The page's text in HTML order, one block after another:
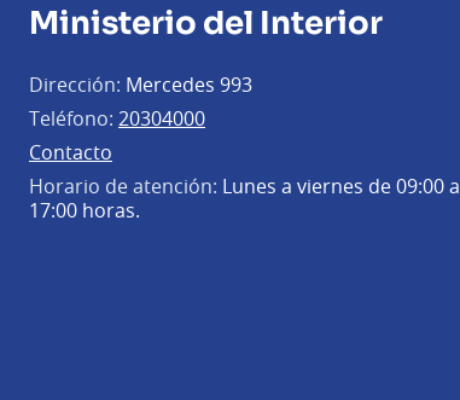
Ministerio del Interior
Dirección: Mercedes 993
Teléfono: 20304000
Contacto
Horario de atención: Lunes a viernes de 09:00 a
17:00 horas.